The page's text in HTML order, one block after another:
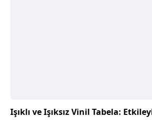
Işıklı ve Işıksız Vinil Tabela: